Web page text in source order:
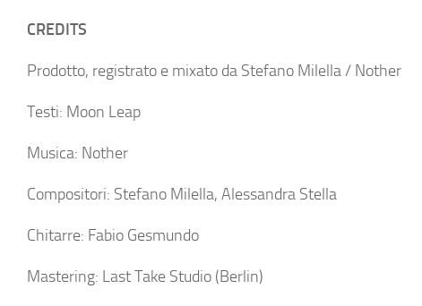
CREDITS
Prodotto, registrato e mixato da Stefano Milella / Nother
Testi: Moon Leap
Musica: Nother
Compositori: Stefano Milella, Alessandra Stella
Chitarre: Fabio Gesmundo
Mastering: Last Take Studio (Berlin)